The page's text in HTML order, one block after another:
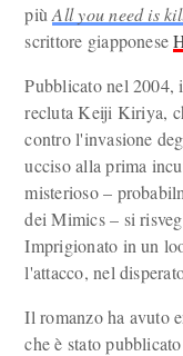
piùAll you need is
scrittore giapponese
Pubblicato nel 2004,
recluta Keiji Kiriya,
contro l'invasione
ucciso alla prima
misterioso –
dei Mimics – si
Imprigionato in un
l'attacco, nel
Il romanzo ha avuto
che è stato